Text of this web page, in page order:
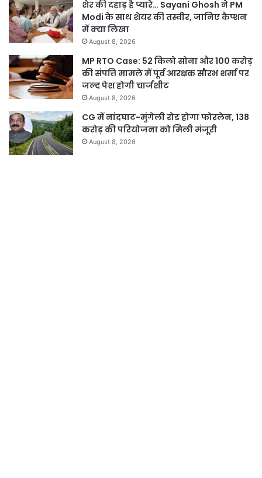
शेर की दहाड़ है प्यारे… Sayani Ghosh ने PM
Modi के साथ शेयर की तस्वीर, जानिए कैप्शन
में क्या लिखा
August 8, 2026
MP RTO Case: 52 किलो सोना और 100 करोड़
की संपत्ति मामले में पूर्व आरक्षक सौरभ शर्मा पर
जल्द पेश होगी चार्जशीट
August 8, 2026
CG में नांदघाट-मुंगेली रोड होगा फोरलेन, 138
करोड़ की परियोजना को मिली मंजूरी
August 8, 2026